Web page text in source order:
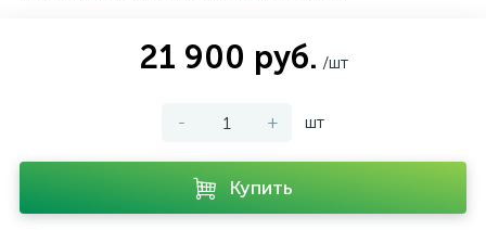
21 900 руб. /шт
- + шт
Купить